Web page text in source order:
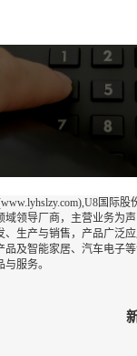
国际
域领导厂商，主营业务为
生产与销售，产品广泛应
品及智能家居、汽车电子
服务。